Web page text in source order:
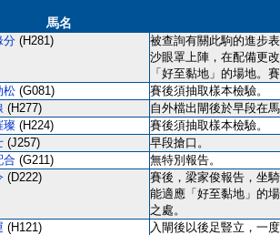
馬名
分 (H281)
被查詢有關此駒的進步
沙眼罩上陣，在配備更
「好至黏地」的場地。
松 (G081) 賽後須抽取樣本檢驗。
(H277) 自外檔出閘後於早段在
璨 (H224) 賽後須抽取樣本檢驗。
(J257) 早段搶口。
合 (G211) 無特別報告。
(D222)
賽後，梁家俊報告，坐
能適應「好至黏地」的
之處。
(H121)
入閘後以後足豎立，一